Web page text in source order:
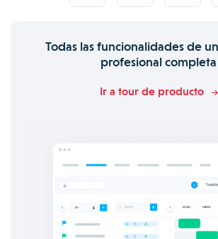
Todas las funcionalidades de
profesional completa
Ir a tour de producto